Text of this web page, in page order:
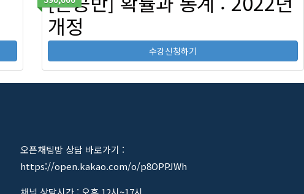
개정
수강신청하기
오픈채팅방 상담 바로가기 :
https://open.kakao.com/o/p8OPPJWh